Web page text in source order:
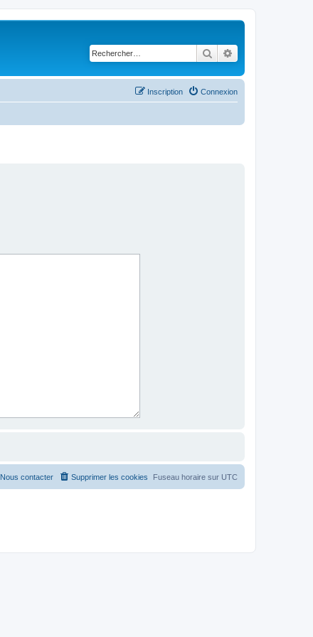
Rechercher
Connexion
Inscription
Fuseau horaire sur UTC
Supprimer les cookies
Nous contacter